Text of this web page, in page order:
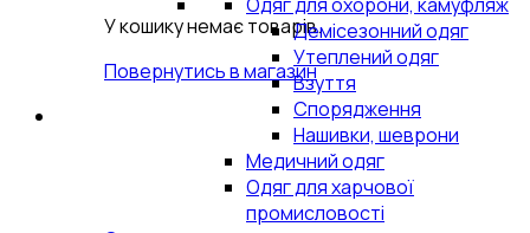
У кошику немає товарів.
Повернутись в магазин
Демісезонний одяг
Утеплений одяг
Взуття
Спорядження
Нашивки, шеврони
Медичний одяг
Одяг для харчової
промисловості